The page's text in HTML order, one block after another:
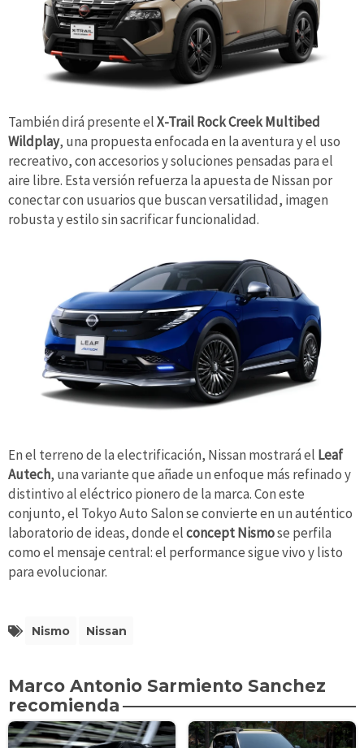
También dirá presente elX-Trail Rock Creek Multibed
Wildplay, una propuesta enfocada en la aventura y el uso
recreativo, con accesorios y soluciones pensadas para el
aire libre. Esta versión refuerza la apuesta de Nissan por
conectar con usuarios que buscan versatilidad, imagen
robusta y estilo sin sacrificar funcionalidad.
En el terreno de la electrificación, Nissan mostrará el Leaf
Autech, una variante que añade un enfoque más refinado y
distintivo al eléctrico pionero de la marca. Con este
conjunto, el Tokyo Auto Salon se convierte en un auténtico
laboratorio de ideas, donde elconcept Nismose perfila
como el mensaje central: el performance sigue vivo y listo
para evolucionar.
Nismo Nissan
Marco Antonio Sarmiento Sanchez
recomienda